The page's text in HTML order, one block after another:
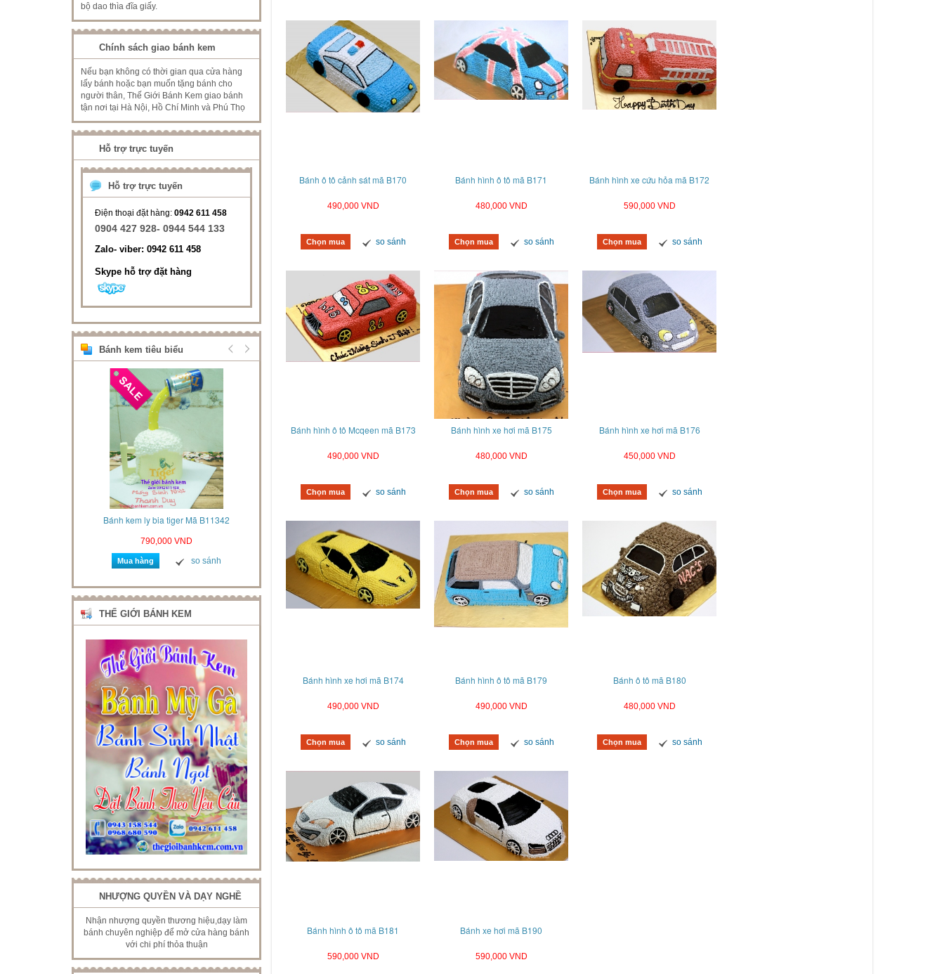
Bánh ô tô cảnh sát mã B170
490,000 VND
Chọn mua so sánh
Bánh hình ô tô mã B171
480,000 VND
Chọn mua so sánh
Bánh hình xe cứu hỏa mã B172
590,000 VND
Chọn mua so sánh
Bánh hình ô tô Mcqeen mã B173
490,000 VND
Chọn mua so sánh
Bánh hình xe hơi mã B175
480,000 VND
Chọn mua so sánh
Bánh hình xe hơi mã B176
450,000 VND
Chọn mua so sánh
Bánh hình xe hơi mã B174
490,000 VND
Chọn mua so sánh
Bánh hình ô tô mã B179
490,000 VND
Chọn mua so sánh
Bánh ô tô mã B180
480,000 VND
Chọn mua so sánh
Bánh hình ô tô mã B181
590,000 VND
Bánh xe hơi mã B190
590,000 VND
bộ dao thìa đĩa giấy.
Chính sách giao bánh kem
Nếu bạn không có thời gian qua cửa hàng
lấy bánh hoặc bạn muốn tặng bánh cho
người thân, Thế Giới Bánh Kem giao bánh
tận nơi tại Hà Nội, Hồ Chí Minh và Phú Thọ
Hỗ trợ trực tuyến
Hỗ trợ trực tuyến
Điện thoại đặt hàng: 0942 611 458
0904 427 928- 0944 544 133
Zalo- viber: 0942 611 458
Skype hỗ trợ đặt hàng
Bánh kem tiêu biểu
Bánh kem ly bia tiger Mã B11342
790,000 VND
Mua hàng so sánh
Bánh kem rút tiền Mã B11341
590,000 VND
Mua hàng so sánh
Bánh kem ô tô Mã B06062
890,000 VND
Mua hàng so sánh
Bánh kem 2 tầng hình xe hơi mã B06061
890,000 VND
Mua hàng
THẾ GIỚI BÁNH KEM
NHƯỢNG QUYỀN VÀ DẠY NGHỀ
Nhận nhượng quyền thương hiệu,dạy làm
bánh chuyên nghiệp để mở cửa hàng bánh
với chi phí thỏa thuận